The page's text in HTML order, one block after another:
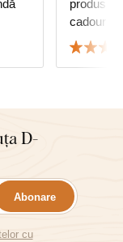
produs. Îți mulțumesc pentru
D-
Abonare
cu